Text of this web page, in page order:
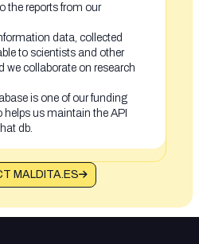
the reports from our
data, collected
to scientists and other
we collaborate on research
is one of our funding
us maintain the API
db.
MALDITA.ES